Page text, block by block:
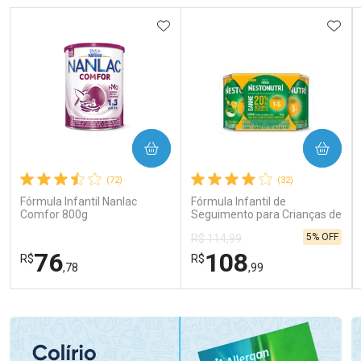
(72)
Fórmula Infantil Nanlac
Comfor 800g
R$76,78
ADICIONAR AOS FAVORITOS
COMPRAR
(32)
Fórmula Infantil de
Seguimento para Crianças de
Primeira Infância Nestonutri
2 Unidades de 800g cada
R$ 114,99
R$108,99
5% OFF
COMPRAR
Laboratório
Por Menos